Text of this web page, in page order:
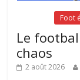
Foot
Le
chaos
2 août 2026